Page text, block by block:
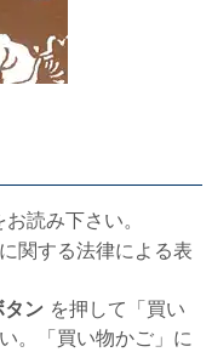
お読み下さい。
関する法律による表
タン を押して「買い
。「買い物かご」に